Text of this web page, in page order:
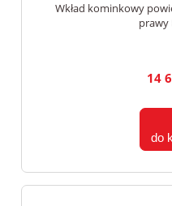
Wkład kominkowy
prawy
14
do